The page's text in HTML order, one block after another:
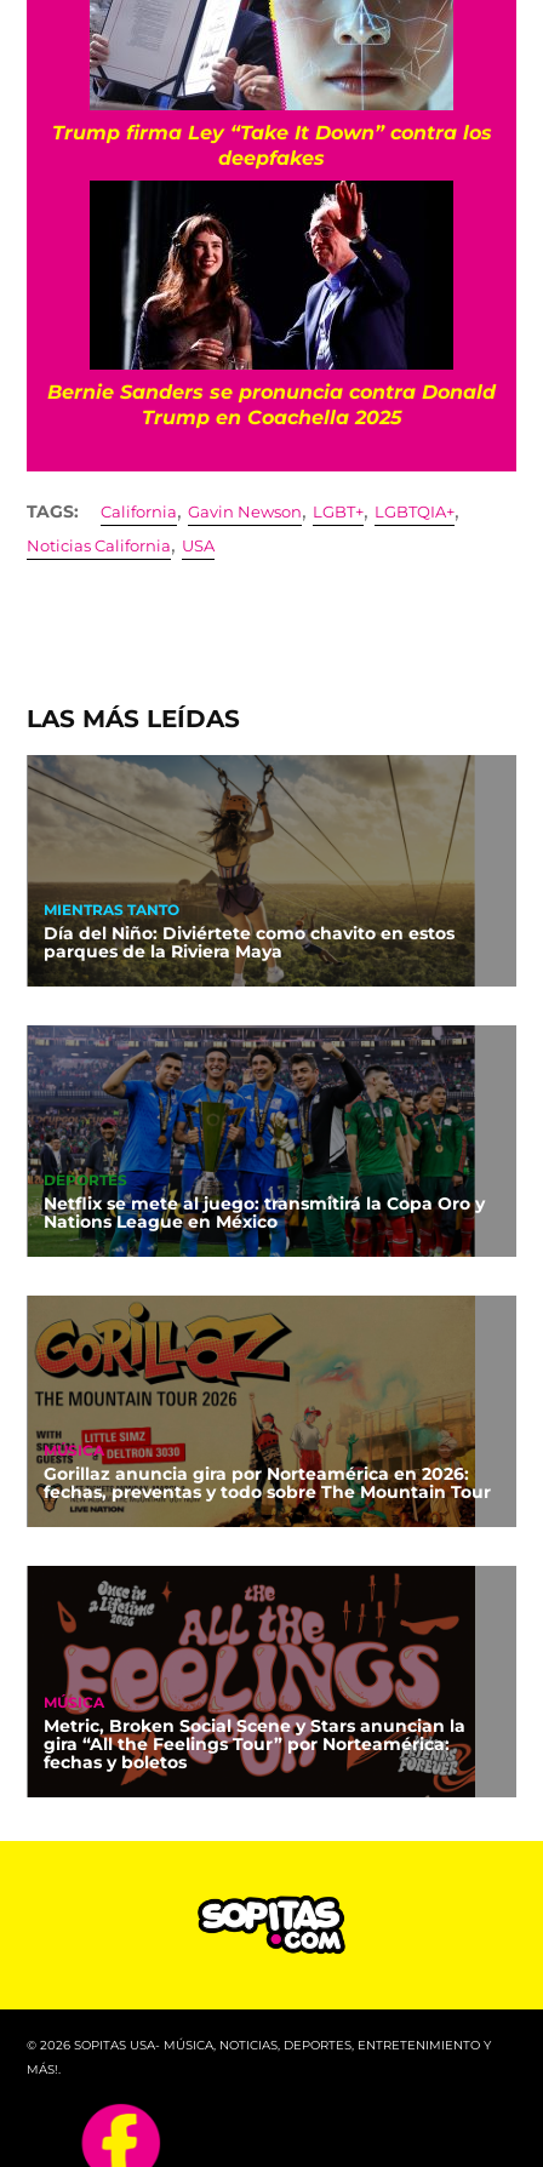
Trump firma Ley “Take It Down” contra los
deepfakes
Bernie Sanders se pronuncia contra Donald
Trump en Coachella 2025
TAGS: California,Gavin Newson, LGBT+, LGBTQIA+,
Noticias California, USA
LAS MÁS LEÍDAS
MIENTRAS TANTO
Día del Niño: Diviértete como chavito en estos
parques de la Riviera Maya
DEPORTES
Netflix se mete al juego: transmitirá la Copa Oro y
Nations League en México
MÚSICA
Gorillaz anuncia gira por Norteamérica en 2026:
fechas, preventas y todo sobre The Mountain Tour
MÚSICA
Metric, Broken Social Scene y Stars anuncian la
gira “All the Feelings Tour” por Norteamérica:
fechas y boletos
© 2026 SOPITAS USA- MÚSICA, NOTICIAS, DEPORTES, ENTRETENIMIENTO Y
MÁS!.